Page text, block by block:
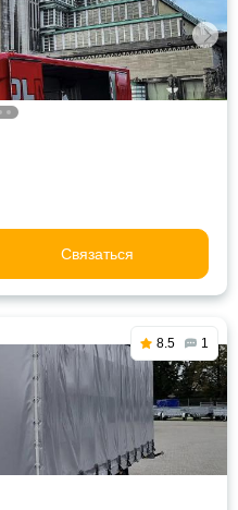
Связаться
8.5 1